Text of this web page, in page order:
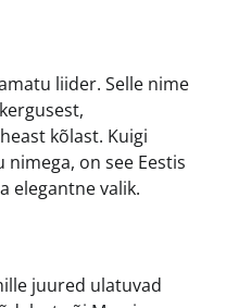
liider. Selle nime
kõlast. Kuigi
on see Eestis
elegantne valik.
juured ulatuvad